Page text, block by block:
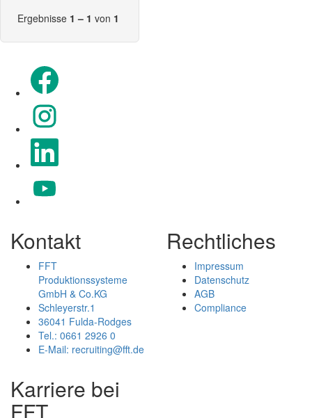
Ergebnisse 1 – 1 von 1
Wird auf einer neuen Registerkarte geöffnet.
Wird auf einer neuen Registerkarte geöffnet.
Wird auf einer neuen Registerkarte geöffnet.
Wird auf einer neuen Registerkarte geöffnet.
Kontakt
FFT
Produktionssysteme
GmbH & Co.KG
Schleyerstr.1
36041 Fulda-Rodges
Tel.: 0661 2926 0
E-Mail: recruiting@fft.de
Rechtliches
Impressum
Datenschutz
AGB
Compliance
Karriere bei
FFT